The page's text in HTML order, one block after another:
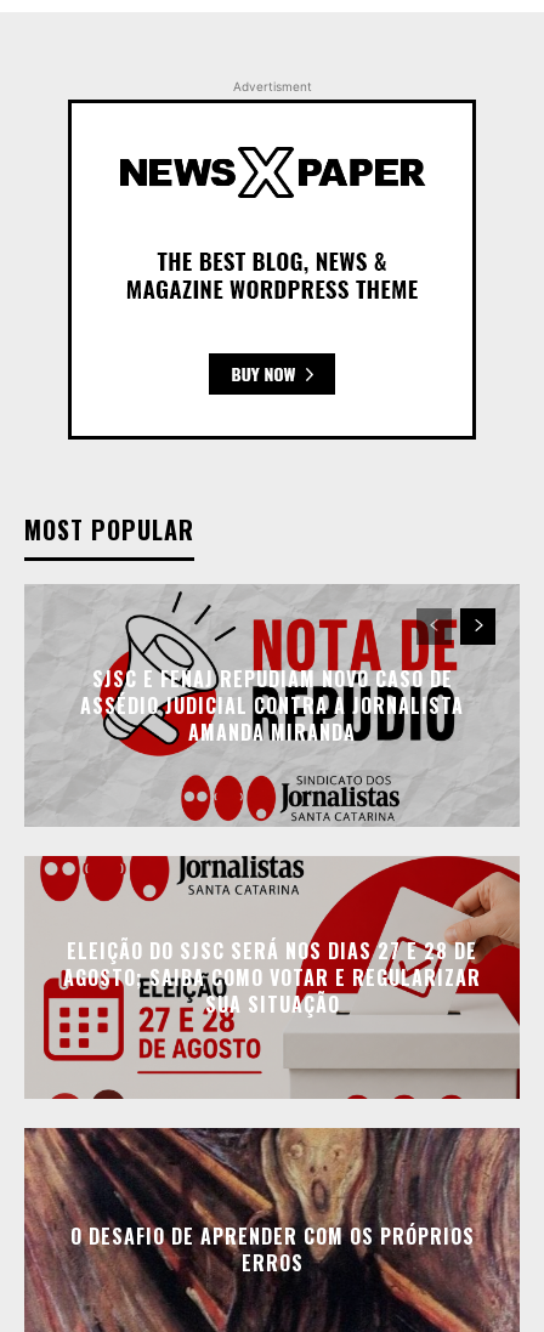
Advertisment
MOST POPULAR
SJSC E FENAJ REPUDIAM NOVO CASO DE
ASSÉDIO JUDICIAL CONTRA A JORNALISTA
AMANDA MIRANDA
ELEIÇÃO DO SJSC SERÁ NOS DIAS 27 E 28 DE
AGOSTO; SAIBA COMO VOTAR E REGULARIZAR
SUA SITUAÇÃO
O DESAFIO DE APRENDER COM OS PRÓPRIOS
ERROS